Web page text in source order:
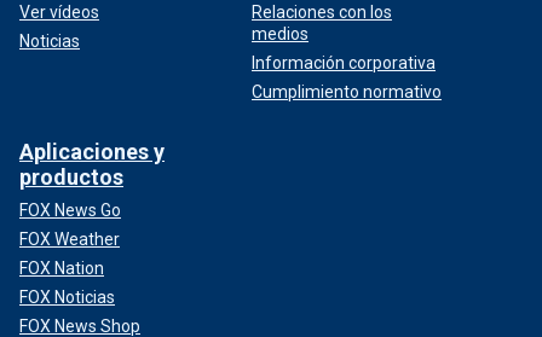
Ver vídeos
Noticias
Relaciones con los
medios
Información corporativa
Cumplimiento normativo
Aplicaciones y
productos
FOX News Go
FOX Weather
FOX Nation
FOX Noticias
FOX News Shop